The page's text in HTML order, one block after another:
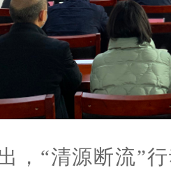
，“清源断流”